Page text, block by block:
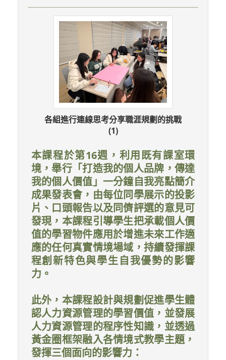
各組進行連線思考分享職涯規劃的挑戰
(1)
本課程於第16週，利用既有課室環
境，舉行「打造我的個人品牌，傳達
我的個人價值」一分鐘自我亮點簡介
成果發表會，由每位同學展示的投影
片、口頭報告以及同儕評選的意見可
發現，本課程引導學生把承載個人價
值的學習物件應用於增進未來工作適
應的任何真實情境場域，持續發揮課
程創新特色與學生自我優勢的影響
力。
此外，本課程設計與規劃促進學生體
認人力資源管理的學習價值，並發展
人力資源管理的程序性知識，並透過
黃金圈框架融入各情境式教學主題，
發揮三個面向的影響力：